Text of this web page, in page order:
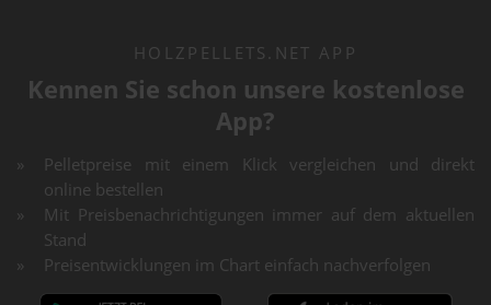
HOLZPELLETS.NET APP
Kennen Sie schon unsere kostenlose
App?
Pelletpreise mit einem Klick vergleichen und direkt
online bestellen
Mit Preisbenachrichtigungen immer auf dem aktuellen
Stand
Preisentwicklungen im Chart einfach nachverfolgen